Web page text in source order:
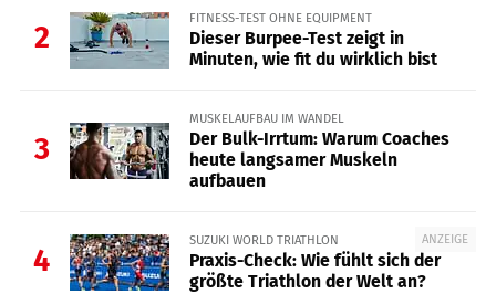
2
FITNESS-TEST OHNE EQUIPMENT
Dieser Burpee-Test zeigt in
Minuten, wie fit du wirklich bist
3
MUSKELAUFBAU IM WANDEL
Der Bulk-Irrtum: Warum Coaches
heute langsamer Muskeln
aufbauen
4
ANZEIGE
SUZUKI WORLD TRIATHLON
Praxis-Check: Wie fühlt sich der
größte Triathlon der Welt an?